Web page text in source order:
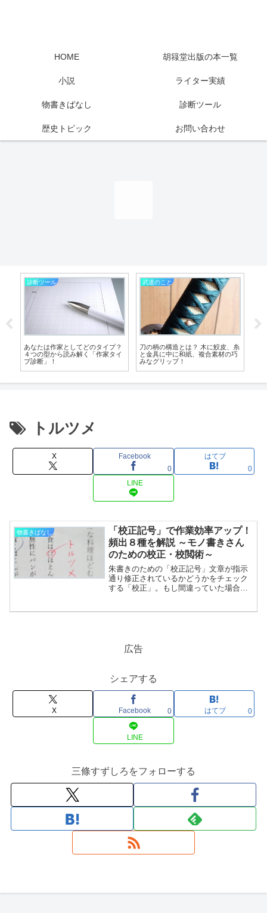
HOME 胡簶堂出版の本一覧
小説 ライター実績
物書きばなし 診断ツール
歴史トピック お問い合わせ
診断ツール
あなたは作家としてどのタイプ？
４つの型から読み解く「作家タイ
プ診断」！
武道のこと
刀の柄の構造とは？ 木に鮫皮、糸
と金具に中に和紙、複合素材の巧
みなグリップ！
トルツメ
X
Facebook
0
はてブ
0
LINE
物書きばなし
「校正記号」で作業効率アップ！
頻出８種を解説 ～モノ書きさん
のための校正・校閲術～
朱書きのための「校正記号」文章が指示
通り修正されているかどうかをチェック
する「校正」。もし間違っていた場合に
マークが使われてきました。そのうち、
現在の作業環境でもっともよく使用する
さえ覚えれば効率アップ！
頻………………～続きを読む～
広告
シェアする
X Facebook 0 はてブ 0
LINE
三條すずしろをフォローする